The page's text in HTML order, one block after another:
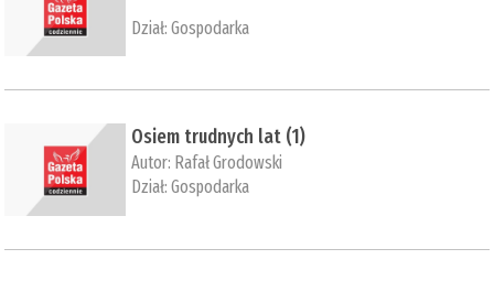
Dział:Gospodarka
Osiem trudnych lat (1)
Autor: Rafał Grodowski
Dział:Gospodarka